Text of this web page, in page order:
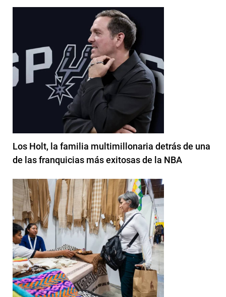
Los Holt, la familia multimillonaria detrás de una
de las franquicias más exitosas de la NBA